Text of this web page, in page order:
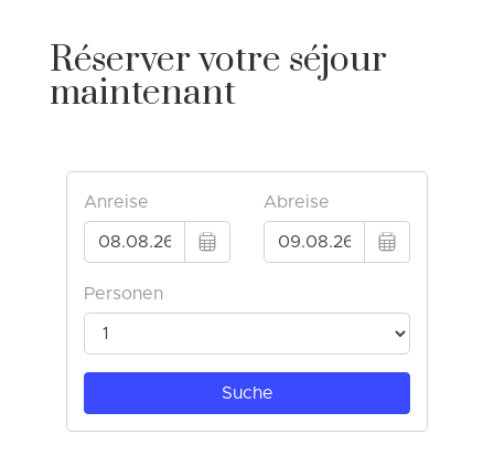
Réserver votre séjour
maintenant